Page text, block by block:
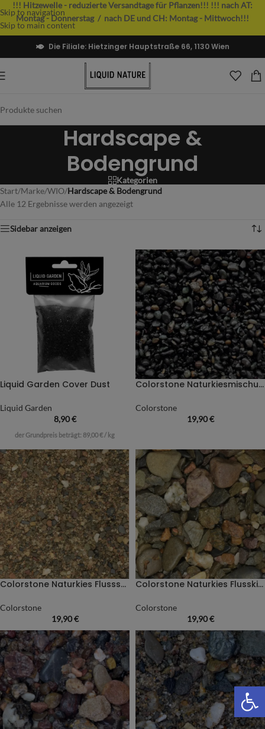
Skip to navigation
Skip to main content
!!! Hitzewelle - reduzierte Versandtage für Pflanzen!!! !!! nach AT:
Montag - Donnerstag / nach DE und CH: Montag - Mittwoch!!!
Die Filiale: Hietzinger Hauptstraße 66, 1130 Wien
Hardscape &
Bodengrund
Kategorien
Start/Marke/WIO/Hardscape & Bodengrund
Alle 12 Ergebnisse werden angezeigt
Sidebar anzeigen
Liquid Garden Cover Dust
Liquid Garden
8,90€
der Grundpreis beträgt: 89,00€/ kg
Colorstone Naturkiesmischung Black Sambia
Colorstone
19,90€
Colorstone Naturkies Flusssand dunkel
Colorstone
19,90€
Colorstone Naturkies Flusskies dunkel
Colorstone
19,90€